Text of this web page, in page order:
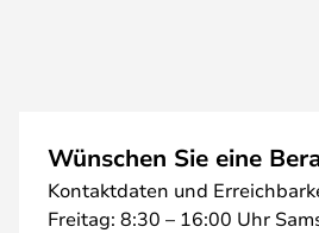
Wünschen Sie eine
Kontaktdaten und
Freitag: 8:30 – 16:00 Uhr